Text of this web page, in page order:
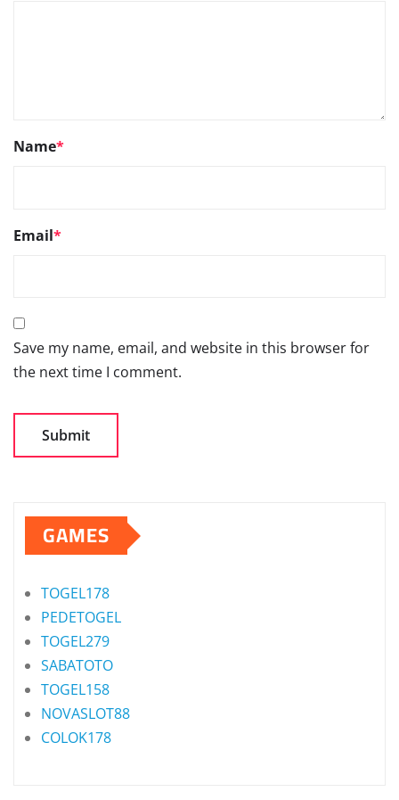
Name*
Email*
Save my name, email, and website in this browser for
the next time I comment.
GAMES
TOGEL178
PEDETOGEL
TOGEL279
SABATOTO
TOGEL158
NOVASLOT88
COLOK178